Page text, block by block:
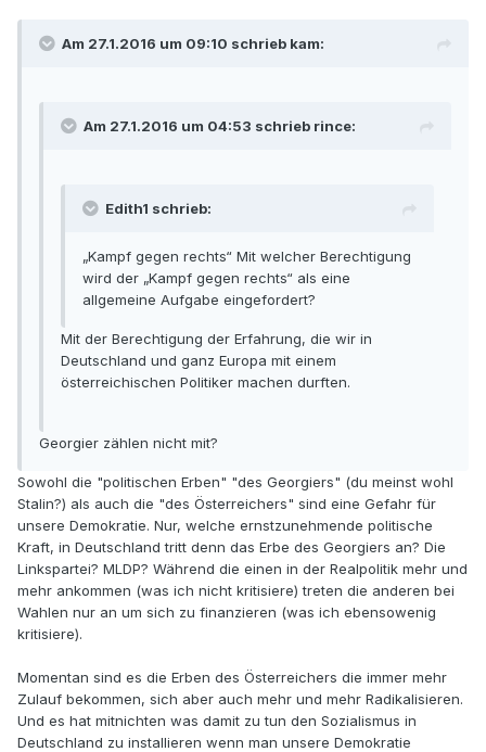
Am 27.1.2016 um 09:10 schrieb kam:
Am 27.1.2016 um 04:53 schrieb rince:
Edith1 schrieb:
„Kampf gegen rechts“ Mit welcher Berechtigung
wird der „Kampf gegen rechts“ als eine
allgemeine Aufgabe eingefordert?
Mit der Berechtigung der Erfahrung, die wir in
Deutschland und ganz Europa mit einem
österreichischen Politiker machen durften.
Georgier zählen nicht mit?
Sowohl die "politischen Erben" "des Georgiers" (du meinst wohl
Stalin?) als auch die "des Österreichers" sind eine Gefahr für
unsere Demokratie. Nur, welche ernstzunehmende politische
Kraft, in Deutschland tritt denn das Erbe des Georgiers an? Die
Linkspartei? MLDP? Während die einen in der Realpolitik mehr und
mehr ankommen (was ich nicht kritisiere) treten die anderen bei
Wahlen nur an um sich zu finanzieren (was ich ebensowenig
kritisiere).
Momentan sind es die Erben des Österreichers die immer mehr
Zulauf bekommen, sich aber auch mehr und mehr Radikalisieren.
Und es hat mitnichten was damit zu tun den Sozialismus in
Deutschland zu installieren wenn man unsere Demokratie